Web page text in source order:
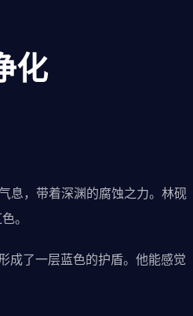
化
息，带着深渊的腐蚀之力。林砚
。
成了一层蓝色的护盾。他能感觉